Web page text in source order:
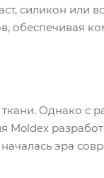
силикон или
обеспечивая
Однако с
эра